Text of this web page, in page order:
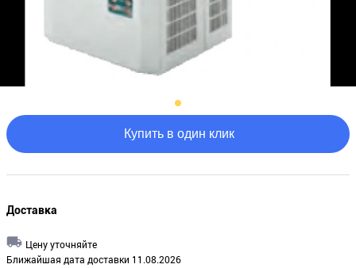
Купить в один клик
Доставка
Цену уточняйте
Ближайшая дата доставки 11.08.2026